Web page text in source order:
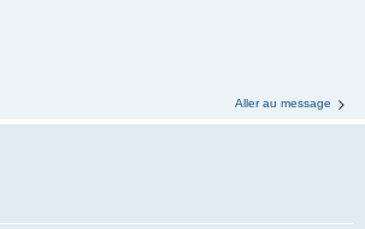
Aller au message